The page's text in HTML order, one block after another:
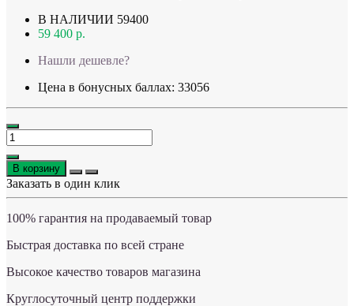
В НАЛИЧИИ 59400
59 400 р.
Нашли дешевле?
Цена в бонусных баллах: 33056
В корзину
Заказать в один клик
100% гарантия на продаваемый товар
Быстрая доставка по всей стране
Высокое качество товаров магазина
Круглосуточный центр поддержки